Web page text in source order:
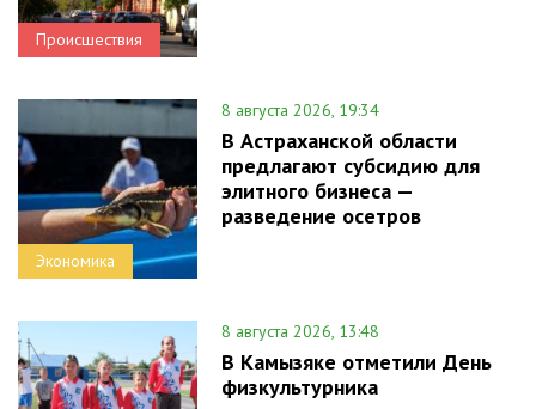
Происшествия
Экономика
8 августа 2026, 19:34
В Астраханской области
предлагают субсидию для
элитного бизнеса —
разведение осетров
8 августа 2026, 13:48
В Камызяке отметили День
физкультурника